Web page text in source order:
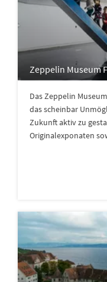
Zeppelin Museum
Das Zeppelin
das scheinbar
Zukunft aktiv zu
Originalexponaten